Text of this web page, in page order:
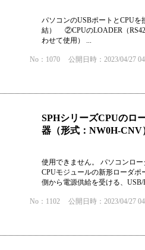
パソコンのUSBポートとCPU
結） ②CPUのLOADER（
わせて使用） ...
No：1070 公開日時：2023/04/27
SPHシリーズCPUのロ
器（形式：NW0H-CNV
使用できません。 パソコンロ
CPUモジュールの新形ローダポ
側から電源供給を受ける、USB/
No：1102 公開日時：2023/04/27